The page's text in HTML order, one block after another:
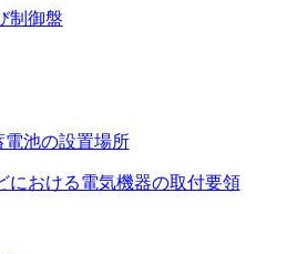
制御盤
池の設置場所
おける電気機器の取付要領